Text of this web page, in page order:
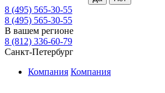
8 (495) 565-30-55
8 (495) 565-30-55
В вашем регионе
8 (812) 336-60-79
Санкт-Петербург
Компания Компания